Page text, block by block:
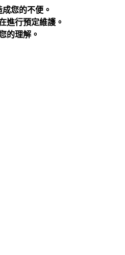
您的不便。
進行預定維護。
的理解。